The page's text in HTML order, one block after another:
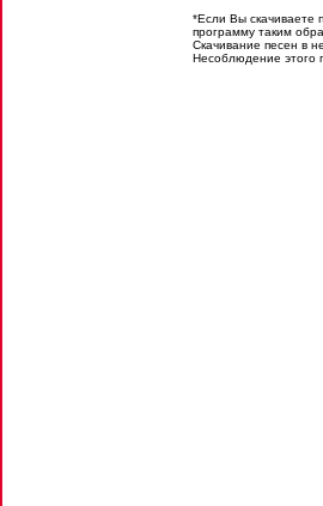
*Если Вы скачиваете
программу таким
Скачивание песен в
Несоблюдение этого